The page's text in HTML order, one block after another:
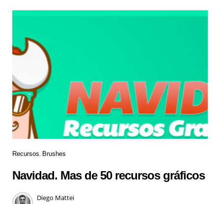
Recursos Brushes
Navidad. Mas de 50 recursos gráficos
Diego Mattei